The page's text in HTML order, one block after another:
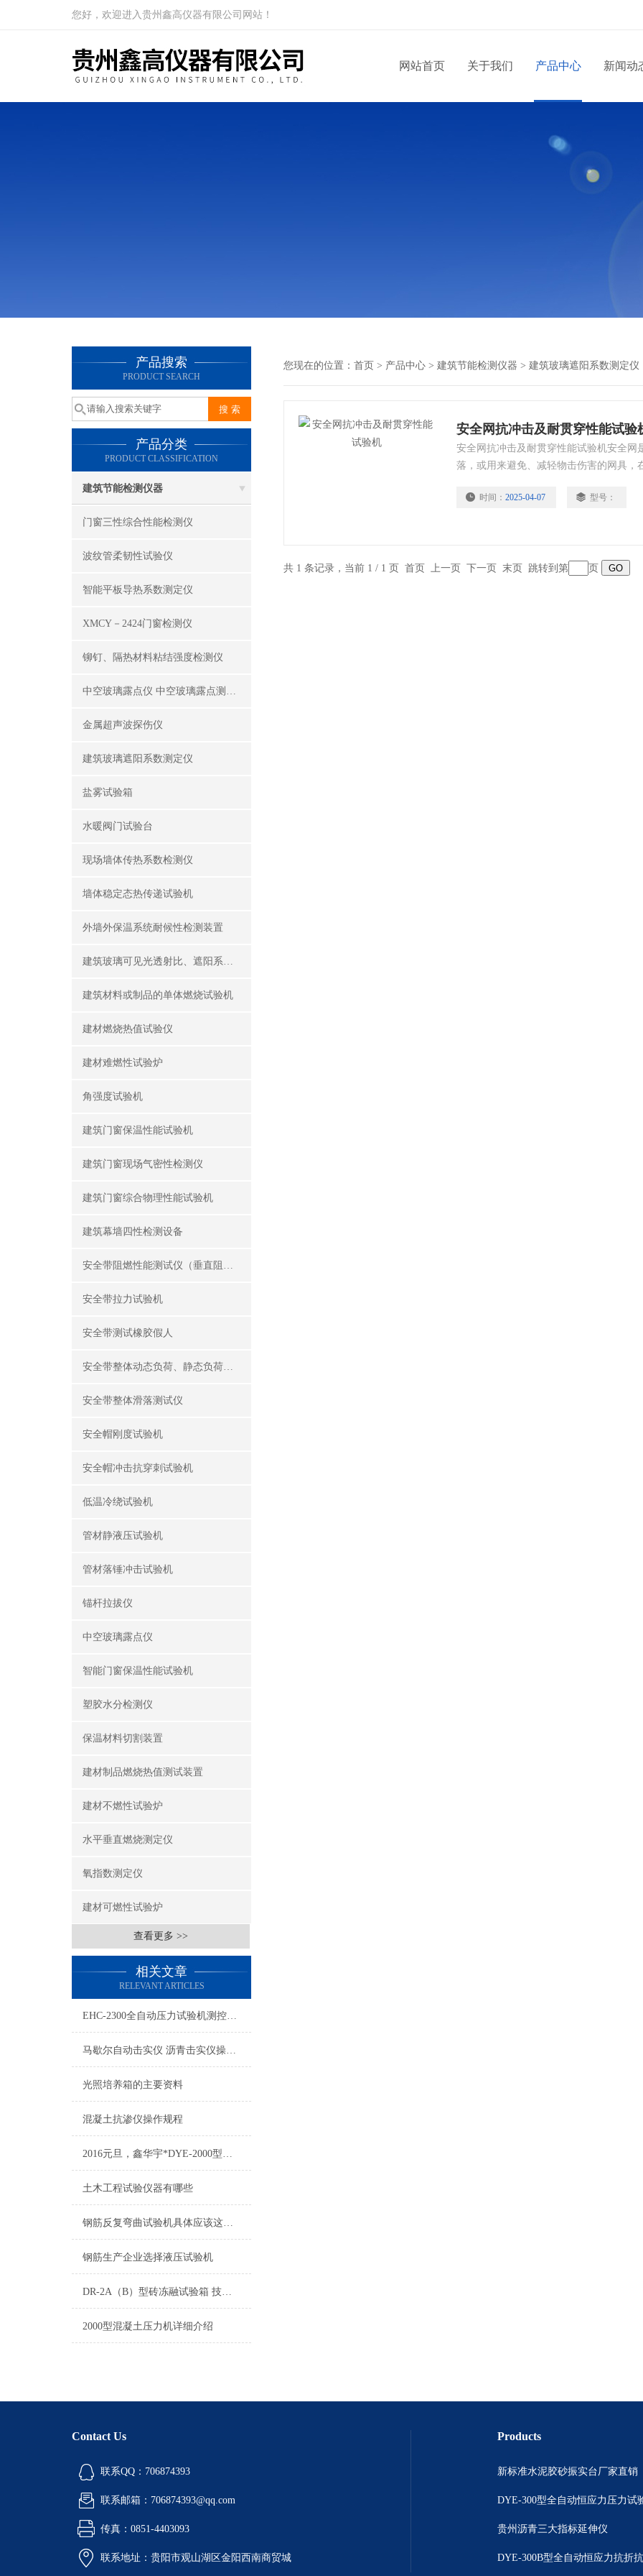
您好，欢迎进入贵州鑫高仪器有限公司网站！
网站首页 关于我们 产品中心 新闻动
产品搜索
PRODUCT SEARCH
产品分类
PRODUCT CLASSIFICATION
建筑节能检测仪器
门窗三性综合性能检测仪
波纹管柔韧性试验仪
智能平板导热系数测定仪
XMCY－2424门窗检测仪
铆钉、隔热材料粘结强度检测仪
中空玻璃露点仪 中空玻璃露点测试仪器
金属超声波探伤仪
建筑玻璃遮阳系数测定仪
盐雾试验箱
水暖阀门试验台
现场墙体传热系数检测仪
墙体稳定态热传递试验机
外墙外保温系统耐候性检测装置
建筑玻璃可见光透射比、遮阳系数测定仪
建筑材料或制品的单体燃烧试验机
建材燃烧热值试验仪
建材难燃性试验炉
角强度试验机
建筑门窗保温性能试验机
建筑门窗现场气密性检测仪
建筑门窗综合物理性能试验机
建筑幕墙四性检测设备
安全带阻燃性能测试仪（垂直阻燃仪）
安全带拉力试验机
安全带测试橡胶假人
安全带整体动态负荷、静态负荷测试仪
安全带整体滑落测试仪
安全帽刚度试验机
安全帽冲击抗穿刺试验机
低温冷绕试验机
管材静液压试验机
管材落锤冲击试验机
锚杆拉拔仪
中空玻璃露点仪
智能门窗保温性能试验机
塑胶水分检测仪
保温材料切割装置
建材制品燃烧热值测试装置
建材不燃性试验炉
水平垂直燃烧测定仪
氧指数测定仪
建材可燃性试验炉
查看更多 >>
相关文章
RELEVANT ARTICLES
EHC-2300全自动压力试验机测控系统通讯灯为什么不亮
马歇尔自动击实仪 沥青击实仪操作参数
光照培养箱的主要资料
混凝土抗渗仪操作规程
2016元旦，鑫华宇*DYE-2000型电液式压力试验机
土木工程试验仪器有哪些
钢筋反复弯曲试验机具体应该这么用！
钢筋生产企业选择液压试验机
DR-2A（B）型砖冻融试验箱 技术参数
2000型混凝土压力机详细介绍
您现在的位置： 首页 > 产品中心 > 建筑节能检测仪器 > 建筑玻璃遮阳系数测定仪
安全网抗冲击及耐贯穿性能试验
安全网抗冲击及耐贯穿性能试验机安全网
落，或用来避免、减轻物击伤害的网具，
时间： 2025-04-07 型号：
共 1 条记录，当前 1 / 1 页 首页 上一页 下一页 末页 跳转到第 页
Contact Us
联系QQ：706874393
联系邮箱：706874393@qq.com
传真：0851-4403093
联系地址：贵阳市观山湖区金阳西南商贸城
Products
新标准水泥胶砂振实台厂家直销
DYE-300型全自动恒应力压力试
贵州沥青三大指标延伸仪